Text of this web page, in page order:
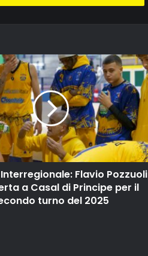
Flavio Pozzuoli
a Casal di Principe per il
turno del 2025